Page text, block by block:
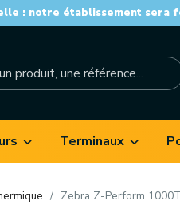
: notre établissement sera
Terminaux
Zebra Z-Perform